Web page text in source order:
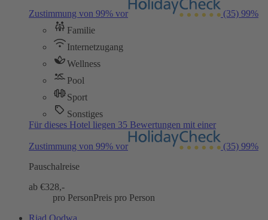
Zustimmung von 99% vor (35) 99%
Familie
Internetzugang
Wellness
Pool
Sport
Sonstiges
Für dieses Hotel liegen 35 Bewertungen mit einer
Zustimmung von 99% vor (35) 99%
Pauschalreise
ab €328,-
pro PersonPreis pro Person